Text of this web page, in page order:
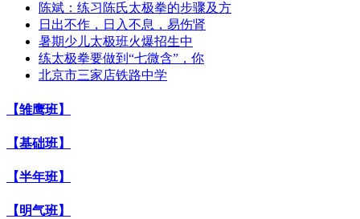
陈斌：练习陈氏太极拳的步骤及方
日出不作，日入不息，易伤肾
暑期少儿太极班火爆招生中
练太极拳要做到“七微含”，你
北京市三家店铁路中学
【雏鹰班】
【基础班】
【半年班】
【明气班】